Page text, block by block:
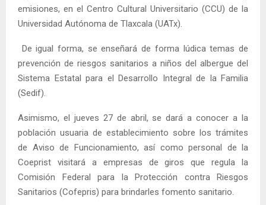
emisiones, en el Centro Cultural Universitario (CCU) de la
Universidad Autónoma de Tlaxcala (UATx).
De igual forma, se enseñará de forma lúdica temas de
prevención de riesgos sanitarios a niños del albergue del
Sistema Estatal para el Desarrollo Integral de la Familia
(Sedif).
Asimismo, el jueves 27 de abril, se dará a conocer a la
población usuaria de establecimiento sobre los trámites
de Aviso de Funcionamiento, así como personal de la
Coeprist visitará a empresas de giros que regula la
Comisión Federal para la Protección contra Riesgos
Sanitarios (Cofepris) para brindarles fomento sanitario.